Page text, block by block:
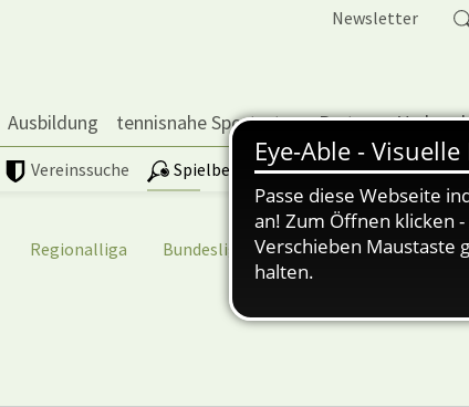
Newsletter
Ausbildung tennisnahe Sportarten Partner Verband
Vereinssuche Spielbetrieb | TORP Vereinspokal
Regionalliga Bundesliga nuScore